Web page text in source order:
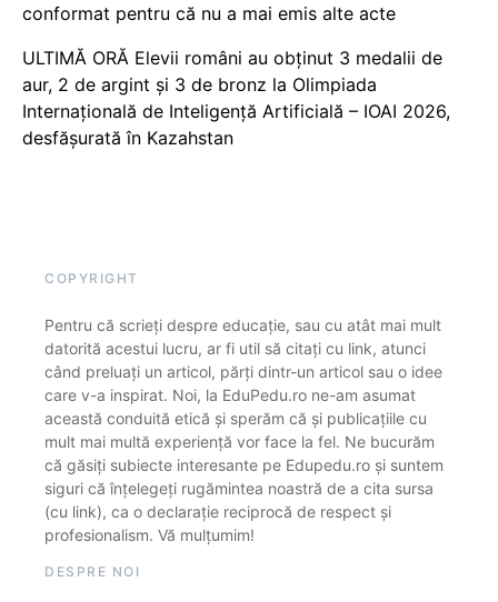
conformat pentru că nu a mai emis alte acte
ULTIMĂ ORĂ Elevii români au obținut 3 medalii de
aur, 2 de argint și 3 de bronz la Olimpiada
Internațională de Inteligență Artificială – IOAI 2026,
desfășurată în Kazahstan
COPYRIGHT
Pentru că scrieți despre educație, sau cu atât mai mult
datorită acestui lucru, ar fi util să citați cu link, atunci
când preluați un articol, părți dintr-un articol sau o idee
care v-a inspirat. Noi, la EduPedu.ro ne-am asumat
această conduită etică și sperăm că și publicațiile cu
mult mai multă experiență vor face la fel. Ne bucurăm
că găsiți subiecte interesante pe Edupedu.ro și suntem
siguri că înțelegeți rugămintea noastră de a cita sursa
(cu link), ca o declarație reciprocă de respect și
profesionalism. Vă mulțumim!
DESPRE NOI